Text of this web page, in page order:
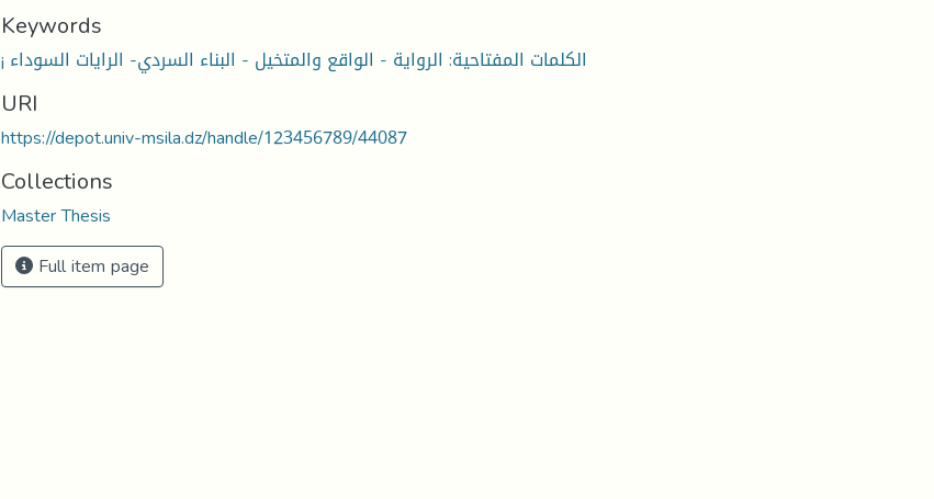
Keywords
¡ الكلمات المفتاحية: الرواية - الواقع والمتخيل - البناء السردي- الرايات السوداء
URI
https://depot.univ-msila.dz/handle/123456789/44087
Collections
Master Thesis
Full item page